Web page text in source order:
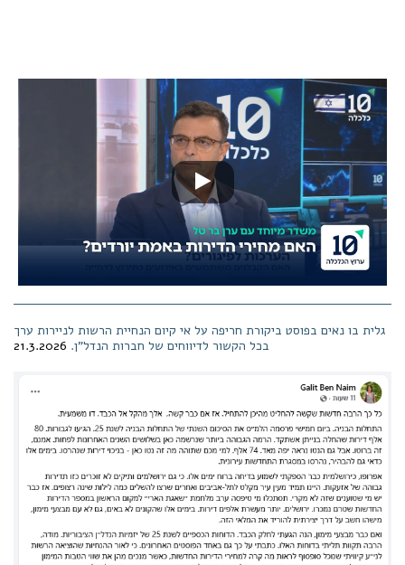
גלית בו נאים בפוסט ביקורת חריפה על אי קיום הנחיית הרשות לניירות ערך
בכל הקשור לדיווחים של חברות הנדל"ן.